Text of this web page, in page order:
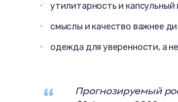
утилитарность и капсульный
смыслы и качество важнее
одежда для уверенности, а
Прогнозируемый